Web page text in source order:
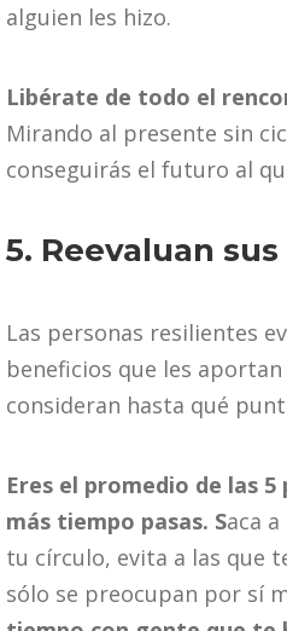
alguien les hizo.
Libérate de todo el
Mirando al presente sin
conseguirás el futuro al
5. Reevaluan
Las personas resilientes
beneficios que les
consideran hasta qué
Eres el promedio de las 5
más tiempo pasas. Saca
tu círculo, evita a las que
sólo se preocupan por sí